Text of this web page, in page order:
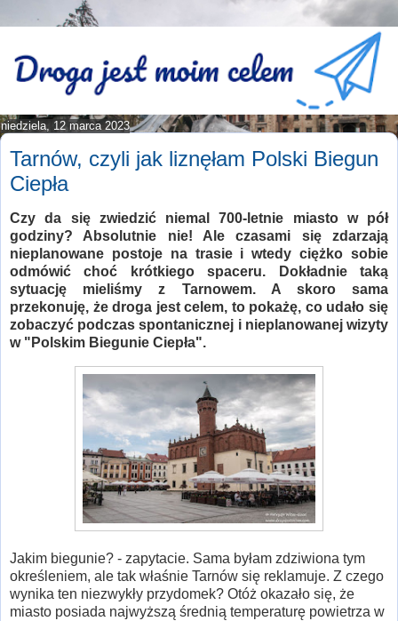
niedziela, 12 marca 2023
Tarnów, czyli jak liznęłam Polski Biegun
Ciepła
Czy da się zwiedzić niemal 700-letnie miasto w pół
godziny? Absolutnie nie! Ale czasami się zdarzają
nieplanowane postoje na trasie i wtedy ciężko sobie
odmówić choć krótkiego spaceru. Dokładnie taką
sytuację mieliśmy z Tarnowem. A skoro sama
przekonuję, że droga jest celem, to pokażę, co udało się
zobaczyć podczas spontanicznej i nieplanowanej wizyty
w "Polskim Biegunie Ciepła".
Jakim biegunie? - zapytacie. Sama byłam zdziwiona tym
określeniem, ale tak właśnie Tarnów się reklamuje. Z czego
wynika ten niezwykły przydomek? Otóż okazało się, że
miasto posiada najwyższą średnią temperaturę powietrza w